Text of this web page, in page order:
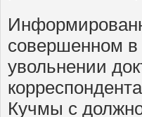
совершенном
увольнении
Кучмы с